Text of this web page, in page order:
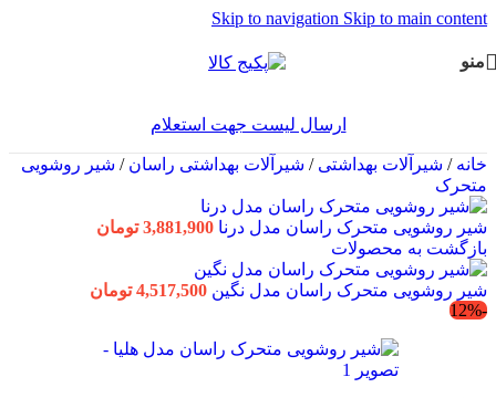
Skip to navigation Skip to main content
منو
ارسال لیست جهت استعلام
خانه/ شیرآلات بهداشتی/ شیرآلات بهداشتی راسان/ شیر روشویی
متحرک
شیر روشویی متحرک راسان مدل درنا 3,881,900 تومان
بازگشت به محصولات
شیر روشویی متحرک راسان مدل نگین 4,517,500 تومان
-12%